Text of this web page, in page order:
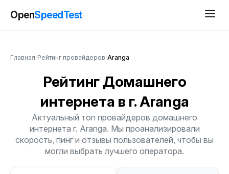
OpenSpeedTest
Главная Рейтинг провайдеров Aranga
Рейтинг Домашнего
интернета в г. Aranga
Актуальный топ провайдеров домашнего
интернета г. Aranga. Мы проанализировали
скорость, пинг и отзывы пользователей, чтобы вы
могли выбрать лучшего оператора.